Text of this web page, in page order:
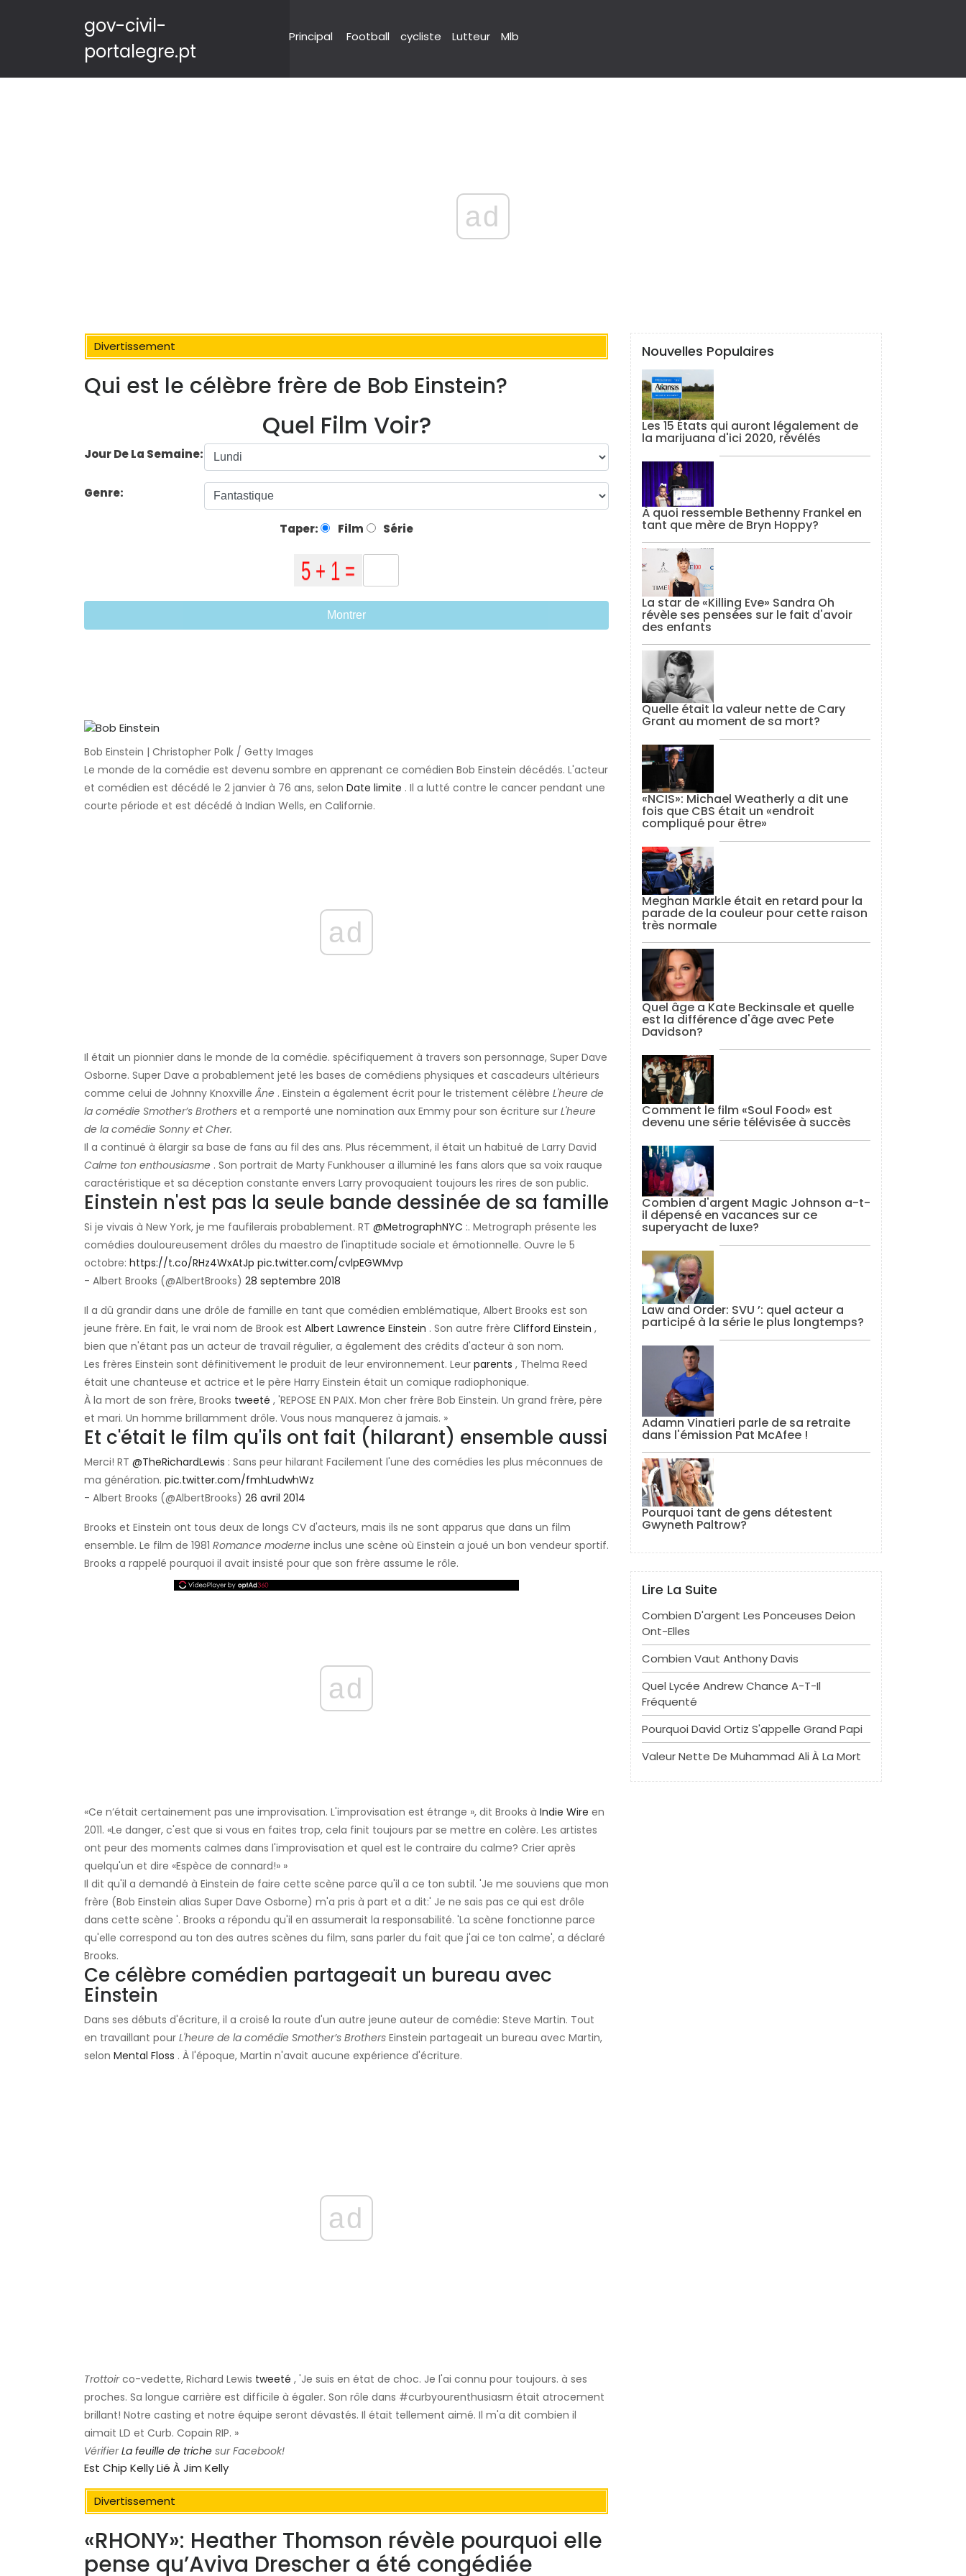
gov-civil-
portalegre.pt
Principal Football cycliste Lutteur Mlb
ad
Divertissement
Qui est le célèbre frère de Bob Einstein?
Quel Film Voir?
Jour De La Semaine:
Genre:
Taper: Film Série
Montrer
Bob Einstein | Christopher Polk / Getty Images
Le monde de la comédie est devenu sombre en apprenant ce comédien Bob Einstein décédés. L'acteur
et comédien est décédé le 2 janvier à 76 ans, selon Date limite . Il a lutté contre le cancer pendant une
courte période et est décédé à Indian Wells, en Californie.
ad
Il était un pionnier dans le monde de la comédie. spécifiquement à travers son personnage, Super Dave
Osborne. Super Dave a probablement jeté les bases de comédiens physiques et cascadeurs ultérieurs
comme celui de Johnny Knoxville Âne . Einstein a également écrit pour le tristement célèbre L'heure de
la comédie Smother’s Brothers et a remporté une nomination aux Emmy pour son écriture sur L'heure
de la comédie Sonny et Cher.
Il a continué à élargir sa base de fans au fil des ans. Plus récemment, il était un habitué de Larry David
Calme ton enthousiasme . Son portrait de Marty Funkhouser a illuminé les fans alors que sa voix rauque
caractéristique et sa déception constante envers Larry provoquaient toujours les rires de son public.
Einstein n'est pas la seule bande dessinée de sa famille
Si je vivais à New York, je me faufilerais probablement. RT @MetrographNYC :. Metrograph présente les
comédies douloureusement drôles du maestro de l'inaptitude sociale et émotionnelle. Ouvre le 5
octobre: https://t.co/RHz4WxAtJp pic.twitter.com/cvlpEGWMvp
- Albert Brooks (@AlbertBrooks) 28 septembre 2018
Il a dû grandir dans une drôle de famille en tant que comédien emblématique, Albert Brooks est son
jeune frère. En fait, le vrai nom de Brook est Albert Lawrence Einstein . Son autre frère Clifford Einstein ,
bien que n'étant pas un acteur de travail régulier, a également des crédits d'acteur à son nom.
Les frères Einstein sont définitivement le produit de leur environnement. Leur parents , Thelma Reed
était une chanteuse et actrice et le père Harry Einstein était un comique radiophonique.
À la mort de son frère, Brooks tweeté , 'REPOSE EN PAIX. Mon cher frère Bob Einstein. Un grand frère, père
et mari. Un homme brillamment drôle. Vous nous manquerez à jamais. »
Et c'était le film qu'ils ont fait (hilarant) ensemble aussi
Merci! RT @TheRichardLewis : Sans peur hilarant Facilement l'une des comédies les plus méconnues de
ma génération. pic.twitter.com/fmhLudwhWz
- Albert Brooks (@AlbertBrooks) 26 avril 2014
Brooks et Einstein ont tous deux de longs CV d'acteurs, mais ils ne sont apparus que dans un film
ensemble. Le film de 1981 Romance moderne inclus une scène où Einstein a joué un bon vendeur sportif.
Brooks a rappelé pourquoi il avait insisté pour que son frère assume le rôle.
ad
«Ce n’était certainement pas une improvisation. L'improvisation est étrange », dit Brooks à Indie Wire en
2011. «Le danger, c'est que si vous en faites trop, cela finit toujours par se mettre en colère. Les artistes
ont peur des moments calmes dans l'improvisation et quel est le contraire du calme? Crier après
quelqu'un et dire «Espèce de connard!» »
Il dit qu'il a demandé à Einstein de faire cette scène parce qu'il a ce ton subtil. 'Je me souviens que mon
frère (Bob Einstein alias Super Dave Osborne) m'a pris à part et a dit:' Je ne sais pas ce qui est drôle
dans cette scène '. Brooks a répondu qu'il en assumerait la responsabilité. 'La scène fonctionne parce
qu'elle correspond au ton des autres scènes du film, sans parler du fait que j'ai ce ton calme', ​​a déclaré
Brooks.
Ce célèbre comédien partageait un bureau avec
Einstein
Dans ses débuts d'écriture, il a croisé la route d'un autre jeune auteur de comédie: Steve Martin. Tout
en travaillant pour L'heure de la comédie Smother’s Brothers Einstein partageait un bureau avec Martin,
selon Mental Floss . À l'époque, Martin n'avait aucune expérience d'écriture.
ad
Trottoirco-vedette, Richard Lewis tweeté , 'Je suis en état de choc. Je l'ai connu pour toujours. à ses
proches. Sa longue carrière est difficile à égaler. Son rôle dans #curbyourenthusiasm était atrocement
brillant! Notre casting et notre équipe seront dévastés. Il était tellement aimé. Il m'a dit combien il
aimait LD et Curb. Copain RIP. »
VérifierLa feuille de triche sur Facebook!
Est Chip Kelly Lié À Jim Kelly
Divertissement
«RHONY»: Heather Thomson révèle pourquoi elle
pense qu’Aviva Drescher a été congédiée
Nouvelles Populaires
Les 15 États qui auront légalement de
la marijuana d'ici 2020, révélés
À quoi ressemble Bethenny Frankel en
tant que mère de Bryn Hoppy?
La star de «Killing Eve» Sandra Oh
révèle ses pensées sur le fait d'avoir
des enfants
Quelle était la valeur nette de Cary
Grant au moment de sa mort?
«NCIS»: Michael Weatherly a dit une
fois que CBS était un «endroit
compliqué pour être»
Meghan Markle était en retard pour la
parade de la couleur pour cette raison
très normale
Quel âge a Kate Beckinsale et quelle
est la différence d'âge avec Pete
Davidson?
Comment le film «Soul Food» est
devenu une série télévisée à succès
Combien d'argent Magic Johnson a-t-
il dépensé en vacances sur ce
superyacht de luxe?
Law and Order: SVU ’: quel acteur a
participé à la série le plus longtemps?
Adamn Vinatieri parle de sa retraite
dans l'émission Pat McAfee !
Pourquoi tant de gens détestent
Gwyneth Paltrow?
Lire La Suite
Combien D'argent Les Ponceuses Deion
Ont-Elles
Combien Vaut Anthony Davis
Quel Lycée Andrew Chance A-T-Il
Fréquenté
Pourquoi David Ortiz S'appelle Grand Papi
Valeur Nette De Muhammad Ali À La Mort